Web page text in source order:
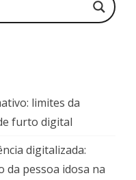
limites da
furto digital
digitalizada:
da pessoa idosa na